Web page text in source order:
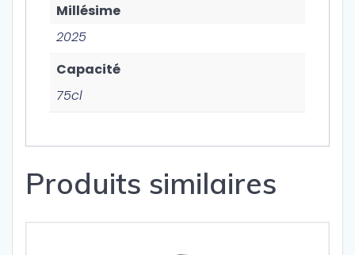
Millésime
2025
Capacité
75cl
Produits similaires